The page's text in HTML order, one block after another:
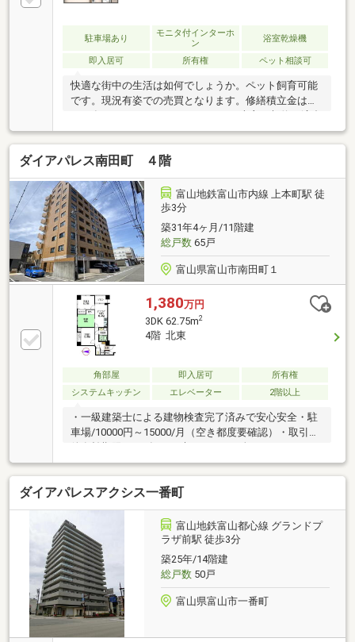
駐車場あり
モニタ付インターホ
ン
浴室乾燥機
即入居可 所有権 ペット相談可
快適な街中の生活は如何でしょうか。ペット飼育可能
です。現況有姿での売買となります。修繕積立金は
責任は免責となります。
ダイアパレス南田町 ４階
富山地鉄富山市内線 上本町駅 徒
歩3分
築31年4ヶ月/11階建
総戸数65戸
富山県富山市南田町１
1,380万円
3DK 62.75m2
4階 北東
角部屋 即入居可
所有権
システムキッチン
エレベーター 2階以上
・一級建築士による建物検査完了済みで安心安全・駐
車場/10000円～15000/月（空き都度要確認）・取引条
ネット環境/フレッツ光
ダイアパレスアクシス一番町
富山地鉄富山都心線 グランドプ
ラザ前駅 徒歩3分
築25年/14階建
総戸数50戸
富山県富山市一番町